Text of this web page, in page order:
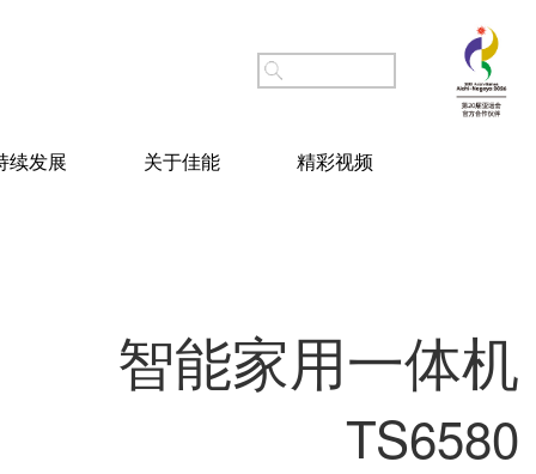
续发展 关于佳能 精彩视频
智能家用一体机
TS6580